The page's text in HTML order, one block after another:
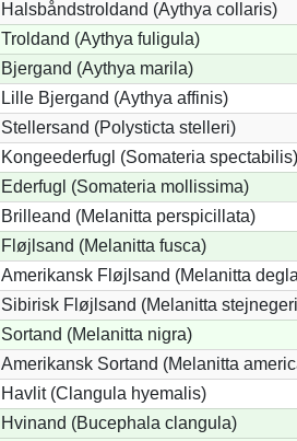
Halsbåndstroldand (Aythya collaris)
Troldand (Aythya fuligula)
Bjergand (Aythya marila)
Lille Bjergand (Aythya affinis)
Stellersand (Polysticta stelleri)
Kongeederfugl (Somateria spectabilis)
Ederfugl (Somateria mollissima)
Brilleand (Melanitta perspicillata)
Fløjlsand (Melanitta fusca)
Amerikansk Fløjlsand (Melanitta
Sibirisk Fløjlsand (Melanitta
Sortand (Melanitta nigra)
Amerikansk Sortand (Melanitta
Havlit (Clangula hyemalis)
Hvinand (Bucephala clangula)